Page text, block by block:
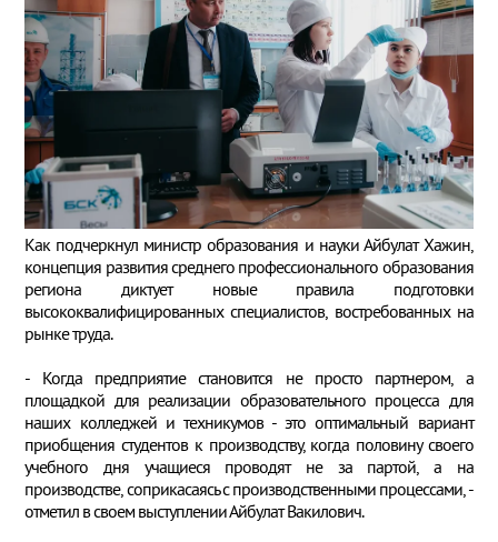
Как подчеркнул министр образования и науки Айбулат Хажин,
концепция развития среднего профессионального образования
региона диктует новые правила подготовки
высококвалифицированных специалистов, востребованных на
рынке труда.
- Когда предприятие становится не просто партнером, а
площадкой для реализации образовательного процесса для
наших колледжей и техникумов - это оптимальный вариант
приобщения студентов к производству, когда половину своего
учебного дня учащиеся проводят не за партой, а на
производстве, соприкасаясь с производственными процессами, -
отметил в своем выступлении Айбулат Вакилович.